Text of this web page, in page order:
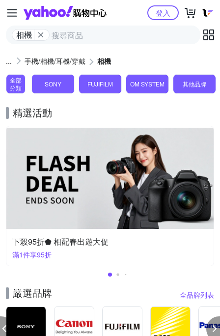
Yahoo購物中心
相機
登入
手機/相機/耳機/穿戴 相機
全部
分類
SONY FUJIFILM OM SYSTEM 其他品牌
精選活動
下殺95折⬟ 相配春出遊大促
滿1件享95折
嚴選品牌 全品牌列表